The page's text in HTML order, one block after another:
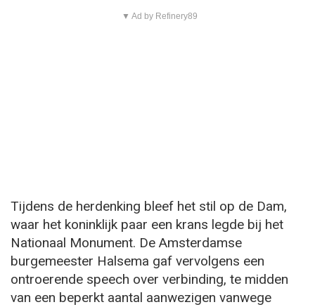
▼ Ad by Refinery89
Tijdens de herdenking bleef het stil op de Dam,
waar het koninklijk paar een krans legde bij het
Nationaal Monument. De Amsterdamse
burgemeester Halsema gaf vervolgens een
ontroerende speech over verbinding, te midden
van een beperkt aantal aanwezigen vanwege